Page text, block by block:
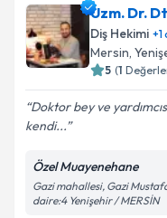
Uzm. Dr. Dt.
talebi oluşturun.
için bir takvim
bilgilendireceğiz.
E-posta Adresiniz
Kişisel
Metni 'ni
Uzm. Dr.
Diş Hekimi +1
Mersin,
5 (1
Doktor bey ve
kendi...
Özel Muayenehane
Gazi mahallesi, Gazi
daire:4 Yenişehir / MERSİN